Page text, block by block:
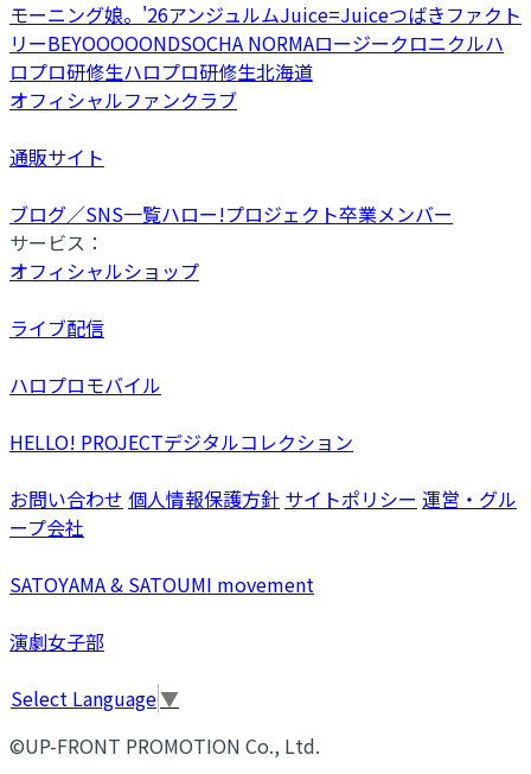
モーニング娘。'26アンジュルムJuice=Juiceつばきファクト
リーBEYOOOOONDSOCHA NORMAロージークロニクルハ
ロプロ研修生ハロプロ研修生北海道
オフィシャルファンクラブ
通販サイト
ブログ／SNS一覧ハロー!プロジェクト卒業メンバー
サービス：
オフィシャルショップ
ライブ配信
ハロプロモバイル
HELLO! PROJECTデジタルコレクション
お問い合わせ 個人情報保護方針 サイトポリシー 運営・グル
ープ会社
SATOYAMA & SATOUMI movement
演劇女子部
Select Language▼
©UP-FRONT PROMOTION Co., Ltd.